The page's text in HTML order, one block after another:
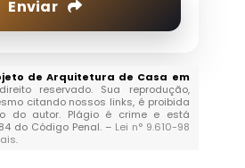
Enviar
de Arquitetura de Casa em
reservado. Sua reprodução,
citando nossos links, é proibida
do autor. Plágio é crime e está
do Código Penal. – Lei n° 9.610-98
.